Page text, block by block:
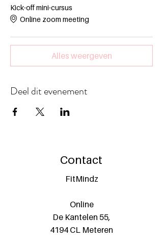
Kick-off mini-cursus
Online zoom meeting
Alles weergeven
Deel dit evenement
Contact
FitMindz
Online
De Kantelen 55,
4194 CL Meteren